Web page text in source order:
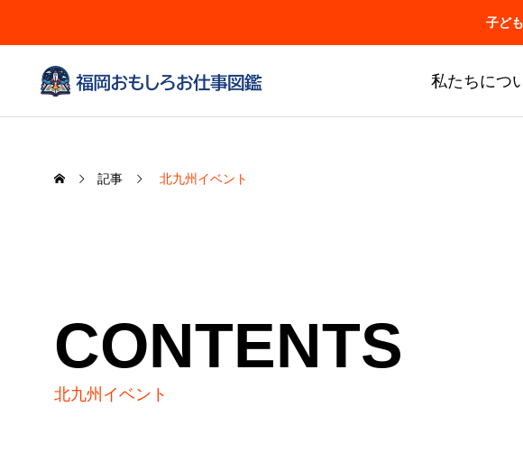
子ど
私たちにつ
記事 北九州イベント
CONTENTS
北九州イベント